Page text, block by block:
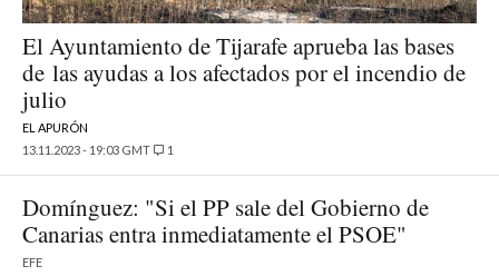
El Ayuntamiento de Tijarafe aprueba las bases
de las ayudas a los afectados por el incendio de
julio
EL APURÓN
13.11.2023 - 19:03 GMT
1
Domínguez: "Si el PP sale del Gobierno de
Canarias entra inmediatamente el PSOE"
EFE